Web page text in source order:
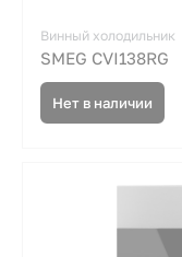
Винный холодильник
SMEG CVI138RG
Нет в наличии